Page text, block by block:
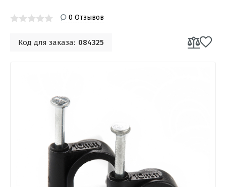
0 Отзывов
Код для заказа: 084325